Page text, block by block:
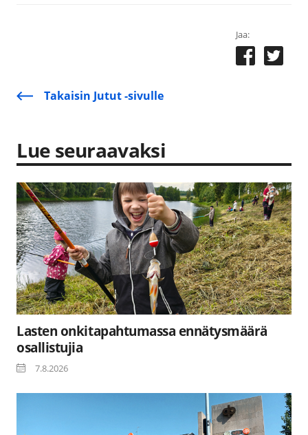
Jaa:
Takaisin Jutut -sivulle
Lue seuraavaksi
Lasten onkitapahtumassa ennätysmäärä
osallistujia
7.8.2026